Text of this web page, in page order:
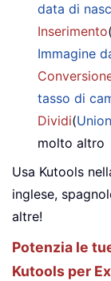
data di
Inserimento(
Immagine
tasso di
Dividi(
molto altro
Usa Kutools
inglese,
altre!
Potenzia le
Kutools per